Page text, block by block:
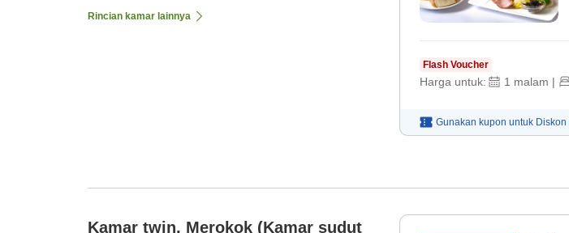
Rincian kamar lainnya
Flash Voucher
Harga untuk: 1 malam |
Gunakan kupon untuk Diskon
Kamar twin, Merokok (Kamar sudut